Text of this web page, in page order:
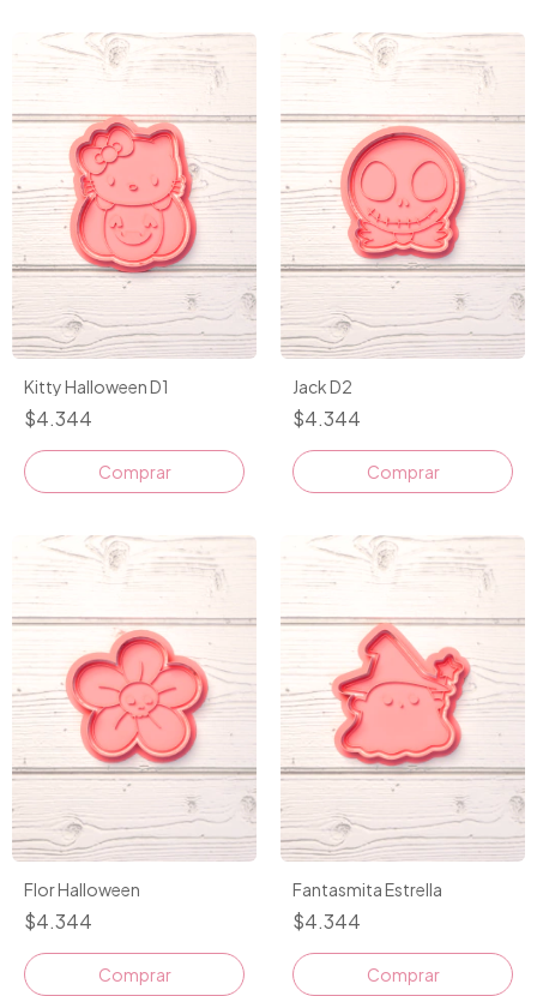
Kitty Halloween D1
$4.344
Comprar
Jack D2
$4.344
Comprar
Flor Halloween
$4.344
Comprar
Fantasmita Estrella
$4.344
Comprar